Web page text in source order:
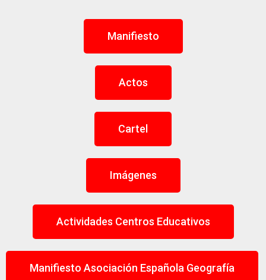
Manifiesto
Actos
Cartel
Imágenes
Actividades Centros Educativos
Manifiesto Asociación Española Geografía